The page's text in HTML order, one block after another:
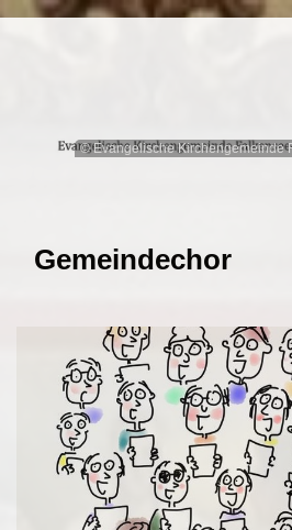
© Evangelische Kirchengemeinde
Gemeindechor